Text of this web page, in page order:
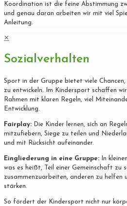
Koordination ist die feine Abstimmung
und genau daran arbeiten wir mit viel
Anleitung.
✕
Sozialverhalten
Sport in der Gruppe bietet viele
zu entwickeln. Im Kindersport schaffen
Rahmen mit klaren Regeln, viel
Entwicklung.
Fairplay: Die Kinder lernen, sich an
mitzufiebern, Siege zu teilen und
und mit Rücksicht aufeinander.
Eingliederung in eine Gruppe: In
was es heißt, Teil einer Gemeinschaft zu
zusammenzuarbeiten, anderen zu helfen
stärken.
So fördert der Kindersport nicht nur